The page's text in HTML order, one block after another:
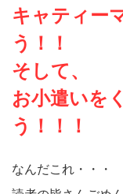
キャティー
う！！
そして、
お小遣いを
う！！！
なんだこれ・・・